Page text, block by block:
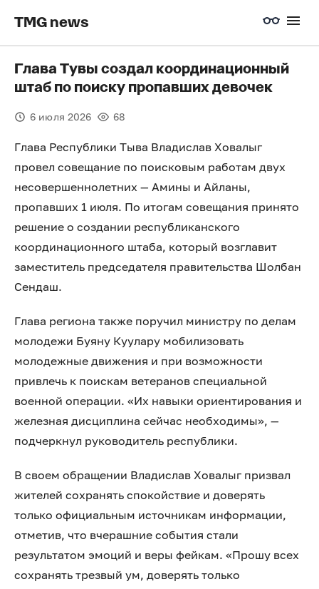
TMG news
Глава Тувы создал координационный
штаб по поиску пропавших девочек
6 июля 2026 68
Глава Республики Тыва Владислав Ховалыг
провел совещание по поисковым работам двух
несовершеннолетних — Амины и Айланы,
пропавших 1 июля. По итогам совещания принято
решение о создании республиканского
координационного штаба, который возглавит
заместитель председателя правительства Шолбан
Сендаш.
Глава региона также поручил министру по делам
молодежи Буяну Куулару мобилизовать
молодежные движения и при возможности
привлечь к поискам ветеранов специальной
военной операции. «Их навыки ориентирования и
железная дисциплина сейчас необходимы», —
подчеркнул руководитель республики.
В своем обращении Владислав Ховалыг призвал
жителей сохранять спокойствие и доверять
только официальным источникам информации,
отметив, что вчерашние события стали
результатом эмоций и веры фейкам. «Прошу всех
сохранять трезвый ум, доверять только